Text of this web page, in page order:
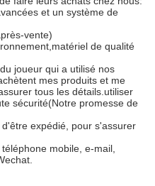
et un système de
vente)
de qualité
joueur qui a utilisé nos
mes produits et me
tous les détails.utiliser
sécurité(Notre promesse de
expédié, pour s'assurer
mobile, e-mail,